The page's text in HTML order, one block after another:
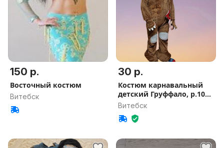
150 р.
Восточный костюм
Витебск
30 р.
Костюм карнавальный
детский Груффало, р.100-
104 см
Витебск